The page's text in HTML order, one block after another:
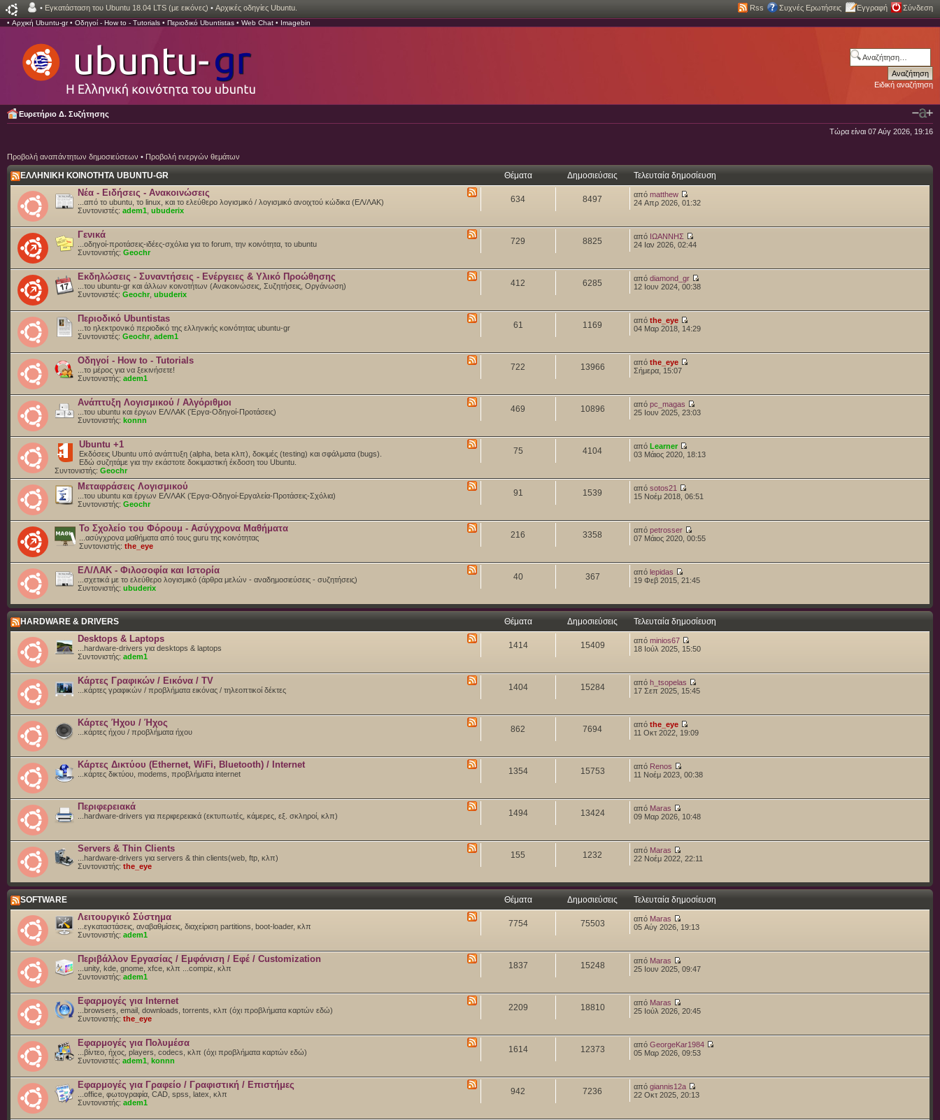
• Εγκατάσταση του Ubuntu 18.04 LTS (με εικόνες) • Αρχικές οδηγίες Ubuntu. Rss Συχνές Ερωτήσεις Εγγραφή Σύνδεση
• Αρχική Ubuntu-gr• Οδηγοί - How to - Tutorials • Περιοδικό Ubuntistas • Web Chat • Imagebin
Ειδική αναζήτηση
Ευρετήριο Δ. Συζήτησης
Τώρα είναι 07 Αύγ 2026, 19:16
Προβολή αναπάντητων δημοσιεύσεων • Προβολή ενεργών θεμάτων
ΕΛΛΗΝΙΚΗ ΚΟΙΝΟΤΗΤΑ UBUNTU-GR Θέματα Δημοσιεύσεις Τελευταία δημοσίευση
Νέα - Ειδήσεις - Ανακοινώσεις
...από το ubuntu, το linux, και το ελεύθερο λογισμικό / λογισμικό ανοιχτού κώδικα (ΕΛ/ΛΑΚ)
Συντονιστές: adem1 ubuderix
634 8497 από matthew
24 Απρ 2026, 01:32
Γενικά
...οδηγοί-προτάσεις-ιδέες-σχόλια για το forum, την κοινότητα, το ubuntu
Συντονιστής: Geochr
729 8825 από ΙΩΑΝΝΗΣ
24 Ιαν 2026, 02:44
Εκδηλώσεις - Συναντήσεις - Ενέργειες & Υλικό Προώθησης
...του ubuntu-gr και άλλων κοινοτήτων (Ανακοινώσεις, Συζητήσεις, Οργάνωση)
Συντονιστές: Geochr ubuderix
412 6285 από diamond_gr
12 Ιουν 2024, 00:38
Περιοδικό Ubuntistas
...το ηλεκτρονικό περιοδικό της ελληνικής κοινότητας ubuntu-gr
Συντονιστές: Geochr adem1
61 1169 από the_eye
04 Μαρ 2018, 14:29
Οδηγοί - How to - Tutorials
...το μέρος για να ξεκινήσετε!
Συντονιστής: adem1
722 13966 από the_eye
Σήμερα, 15:07
Ανάπτυξη Λογισμικού / Αλγόριθμοι
...του ubuntu και έργων ΕΛ/ΛΑΚ (Έργα-Οδηγοί-Προτάσεις)
Συντονιστής: konnn
469 10896 από pc_magas
25 Ιουν 2025, 23:03
Ubuntu +1
Εκδόσεις Ubuntu υπό ανάπτυξη (alpha, beta κλπ), δοκιμές (testing) και σφάλματα (bugs).
Eδώ συζητάμε για την εκάστοτε δοκιμαστική έκδοση του Ubuntu.
Συντονιστής: Geochr
75 4104 από Learner
03 Μάιος 2020, 18:13
Μεταφράσεις Λογισμικού
...του ubuntu και έργων ΕΛ/ΛΑΚ (Έργα-Οδηγοί-Εργαλεία-Προτάσεις-Σχόλια)
Συντονιστής: Geochr
91 1539 από sotos21
15 Νοέμ 2018, 06:51
Το Σχολείο του Φόρουμ - Ασύγχρονα Μαθήματα
...ασύγχρονα μαθήματα από τους guru της κοινότητας
Συντονιστής: the_eye
216 3358 από petrosser
07 Μάιος 2020, 00:55
ΕΛ/ΛΑΚ - Φιλοσοφία και Ιστορία
...σχετικά με το ελεύθερο λογισμικό (άρθρα μελών - αναδημοσιεύσεις - συζητήσεις)
Συντονιστής: ubuderix
40 367 από lepidas
19 Φεβ 2015, 21:45
HARDWARE & DRIVERS Θέματα Δημοσιεύσεις Τελευταία δημοσίευση
Desktops & Laptops
...hardware-drivers για desktops & laptops
Συντονιστής: adem1
1414 15409 από minios67
18 Ιούλ 2025, 15:50
Κάρτες Γραφικών / Εικόνα / TV
...κάρτες γραφικών / προβλήματα εικόνας / τηλεοπτικοί δέκτες 1404 15284 από h_tsopelas
17 Σεπ 2025, 15:45
Κάρτες Ήχου / Ήχος
...κάρτες ήχου / προβλήματα ήχου 862 7694 από the_eye
11 Οκτ 2022, 19:09
Κάρτες Δικτύου (Ethernet, WiFi, Bluetooth) / Internet
...κάρτες δικτύου, modems, προβλήματα internet 1354 15753 από Renos
11 Νοέμ 2023, 00:38
Περιφερειακά
...hardware-drivers για περιφερειακά (εκτυπωτές, κάμερες, εξ. σκληροί, κλπ) 1494 13424 από Maras
09 Μαρ 2026, 10:48
Servers & Thin Clients
...hardware-drivers για servers & thin clients(web, ftp, κλπ)
Συντονιστής: the_eye
155 1232 από Maras
22 Νοέμ 2022, 22:11
SOFTWARE Θέματα Δημοσιεύσεις Τελευταία δημοσίευση
Λειτουργικό Σύστημα
...εγκαταστάσεις, αναβαθμίσεις, διαχείριση partitions, boot-loader, κλπ
Συντονιστής: adem1
7754 75503 από Maras
05 Αύγ 2026, 19:13
Περιβάλλον Εργασίας / Εμφάνιση / Εφέ / Customization
...unity, kde, gnome, xfce, κλπ ...compiz, κλπ
Συντονιστής: adem1
1837 15248 από Maras
25 Ιουν 2025, 09:47
Εφαρμογές για Internet
...browsers, email, downloads, torrents, κλπ (όχι προβλήματα καρτών εδώ)
Συντονιστής: the_eye
2209 18810 από Maras
25 Ιούλ 2026, 20:45
Εφαρμογές για Πολυμέσα
...βίντεο, ήχος, players, codecs, κλπ (όχι προβλήματα καρτών εδώ)
Συντονιστές: adem1 konnn
1614 12373 από GeorgeKar1984
05 Μαρ 2026, 09:53
Εφαρμογές για Γραφείο / Γραφιστική / Επιστήμες
...office, φωτογραφία, CAD, spss, latex, κλπ
Συντονιστής: adem1
942 7236 από giannis12a
22 Οκτ 2025, 20:13